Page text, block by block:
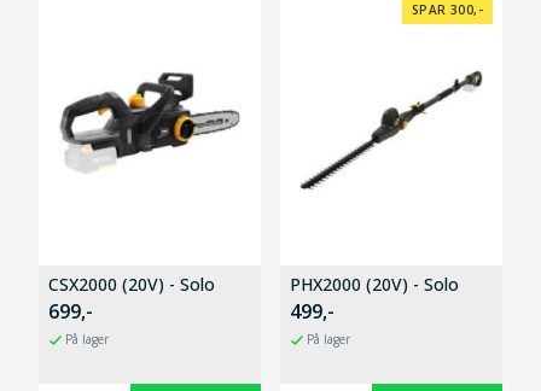
CSX2000 (20V) - Solo
699,-
På lager
SPAR 300,-
PHX2000 (20V) - Solo
499,-
På lager